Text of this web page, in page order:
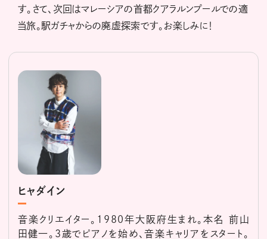
す。さて、次回はマレーシアの首都クアラルンプールでの適
当旅。駅ガチャからの廃虚探索です。お楽しみに！
ヒャダイン
音楽クリエイター。1980年大阪府生まれ。本名 前山
田健一。3歳でピアノを始め、音楽キャリアをスタート。